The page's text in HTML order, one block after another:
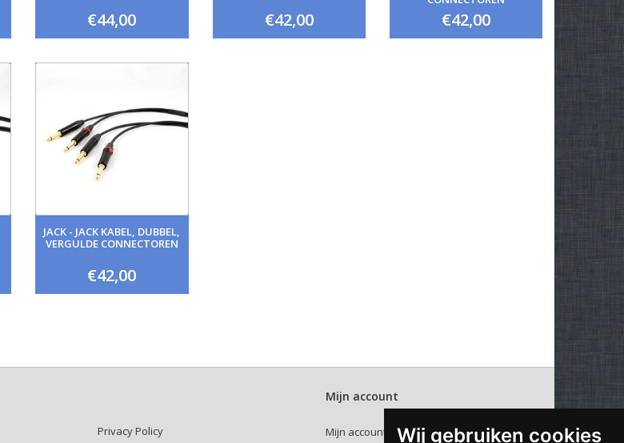
Wij gebruiken cookies
€44,00 €42,00 €42,00
JACK - JACK KABEL, DUBBEL,
VERGULDE CONNECTOREN
€42,00
Privacy Policy
Mijn account
Mijn account